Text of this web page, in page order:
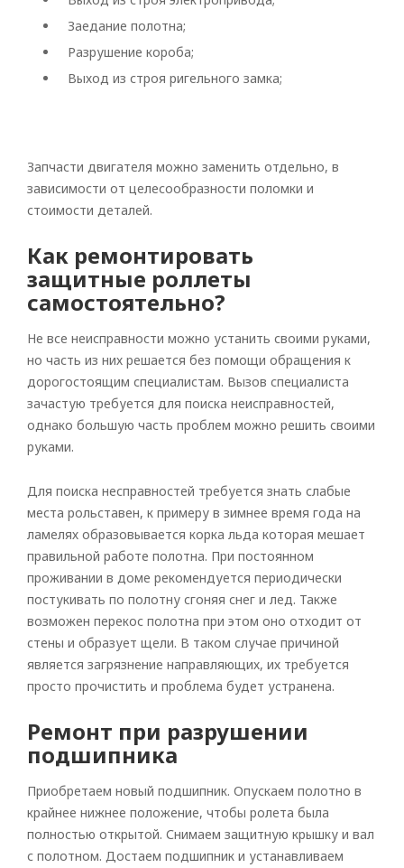
Заедание полотна;
Разрушение короба;
Выход из строя ригельного замка;
Запчасти двигателя можно заменить отдельно, в
зависимости от целесообразности поломки и
стоимости деталей.
Как ремонтировать
защитные роллеты
самостоятельно?
Не все неисправности можно устанить своими руками,
но часть из них решается без помощи обращения к
дорогостоящим специалистам. Вызов специалиста
зачастую требуется для поиска неисправностей,
однако большую часть проблем можно решить своими
руками.
Для поиска несправностей требуется знать слабые
места рольставен, к примеру в зимнее время года на
ламелях образовывается корка льда которая мешает
правильной работе полотна. При постоянном
проживании в доме рекомендуется периодически
постукивать по полотну сгоняя снег и лед. Также
возможен перекос полотна при этом оно отходит от
стены и образует щели. В таком случае причиной
является загрязнение направляющих, их требуется
просто прочистить и проблема будет устранена.
Ремонт при разрушении
подшипника
Приобретаем новый подшипник. Опускаем полотно в
крайнее нижнее положение, чтобы ролета была
полностью открытой. Снимаем защитную крышку и вал
с полотном. Достаем подшипник и устанавливаем